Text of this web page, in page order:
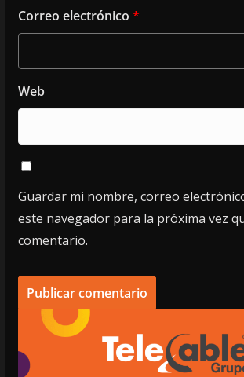
Correo electrónico *
Web
Guardar mi nombre, correo
este navegador para la próxima vez
comentario.